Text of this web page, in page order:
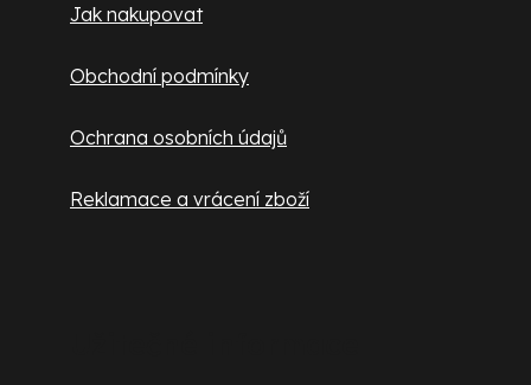
Jak nakupovat
Obchodní podmínky
Ochrana osobních údajů
Reklamace a vrácení zboží